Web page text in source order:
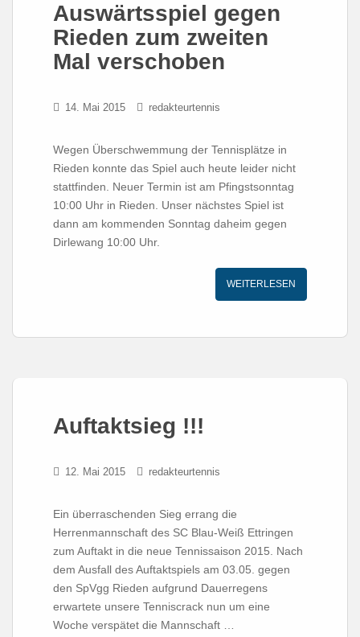
Auswärtsspiel gegen
Rieden zum zweiten
Mal verschoben
14. Mai 2015 redakteurtennis
Wegen Überschwemmung der Tennisplätze in
Rieden konnte das Spiel auch heute leider nicht
stattfinden. Neuer Termin ist am Pfingstsonntag
10:00 Uhr in Rieden. Unser nächstes Spiel ist
dann am kommenden Sonntag daheim gegen
Dirlewang 10:00 Uhr.
WEITERLESEN
Auftaktsieg !!!
12. Mai 2015 redakteurtennis
Ein überraschenden Sieg errang die
Herrenmannschaft des SC Blau-Weiß Ettringen
zum Auftakt in die neue Tennissaison 2015. Nach
dem Ausfall des Auftaktspiels am 03.05. gegen
den SpVgg Rieden aufgrund Dauerregens
erwartete unsere Tenniscrack nun um eine
Woche verspätet die Mannschaft …